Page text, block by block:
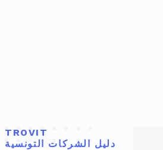
TROVIT
دليل الشركات التونسية